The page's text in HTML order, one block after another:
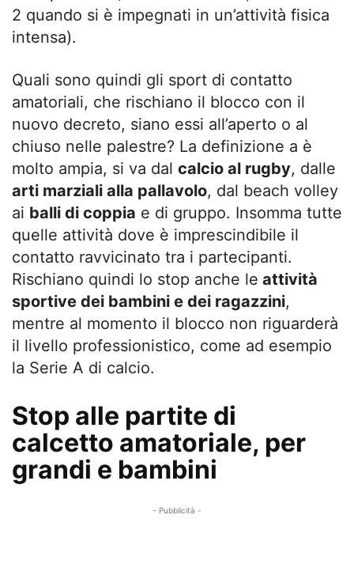
2 quando si è impegnati in un’attività fisica
intensa).
Quali sono quindi gli sport di contatto
amatoriali, che rischiano il blocco con il
nuovo decreto, siano essi all’aperto o al
chiuso nelle palestre? La definizione a è
molto ampia, si va dal calcio al rugby, dalle
arti marziali alla pallavolo, dal beach volley
ai balli di coppia e di gruppo. Insomma tutte
quelle attività dove è imprescindibile il
contatto ravvicinato tra i partecipanti.
Rischiano quindi lo stop anche le attività
sportive dei bambini e dei ragazzini,
mentre al momento il blocco non riguarderà
il livello professionistico, come ad esempio
la Serie A di calcio.
Stop alle partite di
calcetto amatoriale, per
grandi e bambini
- Pubblicità -